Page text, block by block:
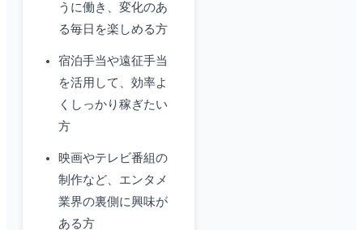
うに働き、変化のあ
る毎日を楽しめる方
宿泊手当や遠征手当
を活用して、効率よ
くしっかり稼ぎたい
方
映画やテレビ番組の
制作など、エンタメ
業界の裏側に興味が
ある方